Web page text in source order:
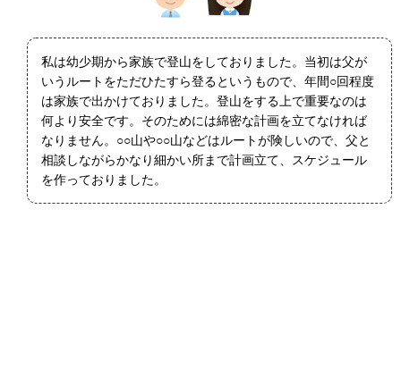
私は幼少期から家族で登山をしておりました。当初は父が
いうルートをただひたすら登るというもので、年間○回程度
は家族で出かけておりました。登山をする上で重要なのは
何より安全です。そのためには綿密な計画を立てなければ
なりません。○○山や○○山などはルートが険しいので、父と
相談しながらかなり細かい所まで計画立て、スケジュール
を作っておりました。